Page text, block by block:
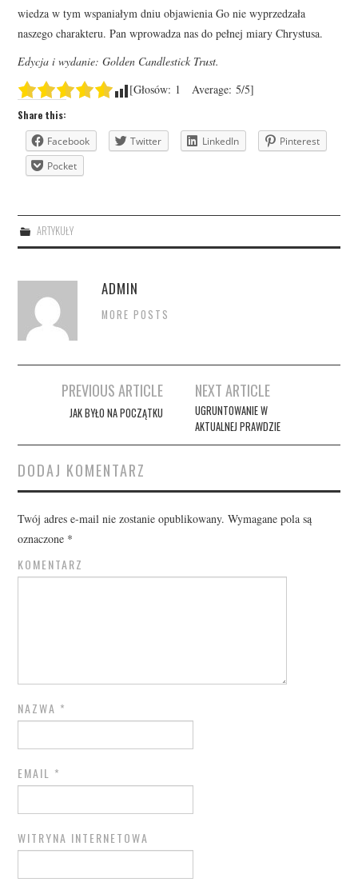
wiedza w tym wspaniałym dniu objawienia Go nie wyprzedzała
naszego charakteru. Pan wprowadza nas do pełnej miary Chrystusa.
Edycja i wydanie: Golden Candlestick Trust.
[Głosów: 1 Average:5/5]
Share this:
Facebook
Twitter LinkedIn
Pinterest
Pocket
ARTYKUŁY
ADMIN
MORE POSTS
navigation
PREVIOUS ARTICLE
JAK BYŁO NA POCZĄTKU
NEXT ARTICLE
UGRUNTOWANIE W
AKTUALNEJ PRAWDZIE
DODAJ KOMENTARZ
Twój adres e-mail nie zostanie opublikowany. Wymagane pola są
oznaczone *
KOMENTARZ
NAZWA *
EMAIL *
WITRYNA INTERNETOWA